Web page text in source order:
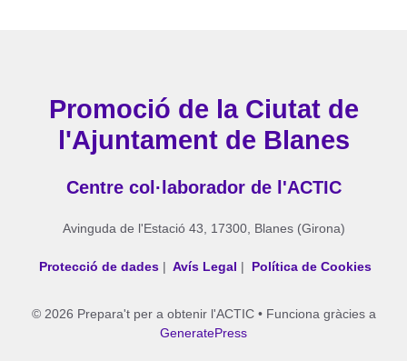
Promoció de la Ciutat de
l'Ajuntament de Blanes
Centre col·laborador de l'ACTIC
Avinguda de l'Estació 43, 17300, Blanes (Girona)
Protecció de dades | Avís Legal | Política de Cookies
© 2026 Prepara't per a obtenir l'ACTIC• Funciona gràcies a
GeneratePress